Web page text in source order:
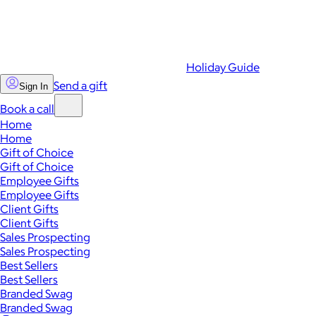
Holiday Guide
Sign In Send a gift
Book a call
Home
Home
Gift of Choice
Gift of Choice
Employee Gifts
Employee Gifts
Client Gifts
Client Gifts
Sales Prospecting
Sales Prospecting
Best Sellers
Best Sellers
Branded Swag
Branded Swag